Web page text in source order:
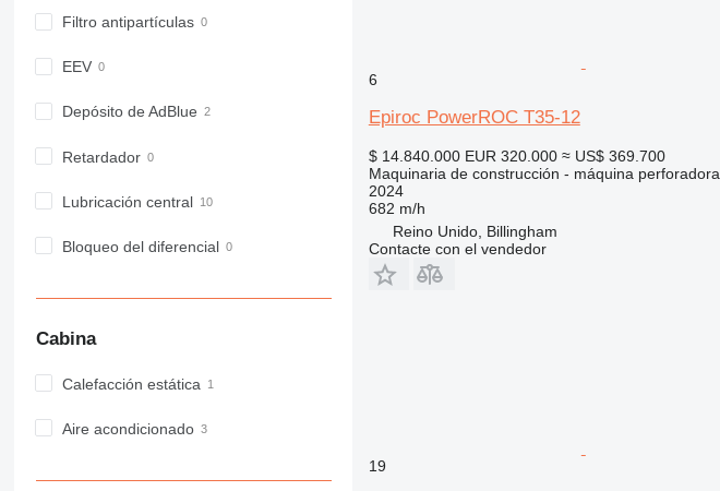
C-series
CS
F-series
IT
MH
RM
Filtro antipartículas
EEV
Depósito de AdBlue
Retardador
Lubricación central
Bloqueo del diferencial
Cabina
Calefacción estática
Aire acondicionado
6
Epiroc PowerROC T35-12
$ 14.840.000 EUR 320.000 ≈ US$ 369.700
Maquinaria de construcción - máquina perforadora
2024
682 m/h
Reino Unido, Billingham
Contacte con el vendedor
19